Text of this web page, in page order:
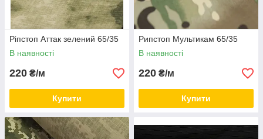
Ріпстоп Аттак зелений 65/35
В наявності
220 ₴/м
Купити
Рипстоп Мультикам 65/35
В наявності
220 ₴/м
Купити